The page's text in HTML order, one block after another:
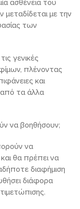
ασθένεια του
μεταδίδεται με την
των
γενικές
πλένοντας
και
από τα άλλα
να βοηθήσουν;
να
θα πρέπει να
διαφήμιση
διάφορα